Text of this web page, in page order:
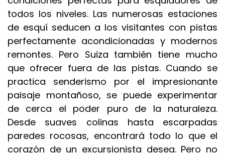
todos los niveles. Las numerosas estaciones
de esquí seducen a los visitantes con pistas
perfectamente acondicionadas y modernos
remontes. Pero Suiza también tiene mucho
que ofrecer fuera de las pistas. Cuando se
practica senderismo por el impresionante
paisaje montañoso, se puede experimentar
de cerca el poder puro de la naturaleza.
Desde suaves colinas hasta escarpadas
paredes rocosas, encontrará todo lo que el
corazón de un excursionista desea. Pero no